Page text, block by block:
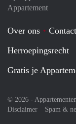
Appartement
Over ons Contact
Herroepingsrecht
Gratis je
© 2026 -
Disclaimer
Spam &